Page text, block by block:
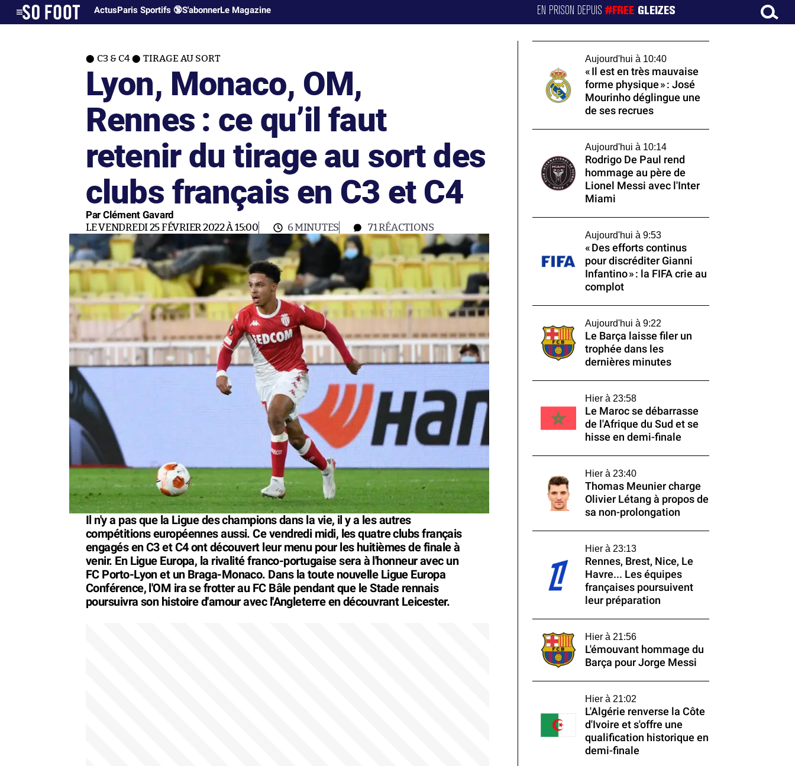
ActusParis Sportifs 🔞S'abonnerLe Magazine EN PRISON DEPUIS#FREE GLEIZES
C3 & C4 TIRAGE AU SORT
Lyon, Monaco, OM,
Rennes : ce qu’il faut
retenir du tirage au sort des
clubs français en C3 et C4
Par Clément Gavard
LE VENDREDI 25 FÉVRIER 2022 À 15:00 6 MINUTES 71RÉACTIONS
Il n'y a pas que la Ligue des champions dans la vie, il y a les autres
compétitions européennes aussi. Ce vendredi midi, les quatre clubs français
engagés en C3 et C4 ont découvert leur menu pour les huitièmes de finale à
venir. En Ligue Europa, la rivalité franco-portugaise sera à l'honneur avec un
FC Porto-Lyon et un Braga-Monaco. Dans la toute nouvelle Ligue Europa
Conférence, l'OM ira se frotter au FC Bâle pendant que le Stade rennais
poursuivra son histoire d'amour avec l'Angleterre en découvrant Leicester.
Aujourd'hui à 10:40
« Il est en très mauvaise
forme physique » : José
Mourinho déglingue une
de ses recrues
Aujourd'hui à 10:14
Rodrigo De Paul rend
hommage au père de
Lionel Messi avec l'Inter
Miami
Aujourd'hui à 9:53
« Des efforts continus
pour discréditer Gianni
Infantino » : la FIFA crie au
complot
Aujourd'hui à 9:22
Le Barça laisse filer un
trophée dans les
dernières minutes
Hier à 23:58
Le Maroc se débarrasse
de l'Afrique du Sud et se
hisse en demi-finale
Hier à 23:40
Thomas Meunier charge
Olivier Létang à propos de
sa non-prolongation
Hier à 23:13
Rennes, Brest, Nice, Le
Havre... Les équipes
françaises poursuivent
leur préparation
Hier à 21:56
L'émouvant hommage du
Barça pour Jorge Messi
Hier à 21:02
L'Algérie renverse la Côte
d'Ivoire et s'offre une
qualification historique en
demi-finale